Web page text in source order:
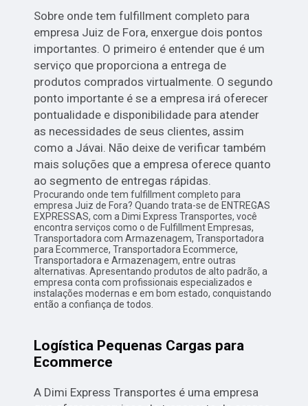
Sobre onde tem fulfillment completo para
empresa Juiz de Fora, enxergue dois pontos
importantes. O primeiro é entender que é um
serviço que proporciona a entrega de
produtos comprados virtualmente. O segundo
ponto importante é se a empresa irá oferecer
pontualidade e disponibilidade para atender
as necessidades de seus clientes, assim
como a Jávai. Não deixe de verificar também
mais soluções que a empresa oferece quanto
ao segmento de entregas rápidas.
Procurando onde tem fulfillment completo para
empresa Juiz de Fora? Quando trata-se de ENTREGAS
EXPRESSAS, com a Dimi Express Transportes, você
encontra serviços como o de Fulfillment Empresas,
Transportadora com Armazenagem, Transportadora
para Ecommerce, Transportadora Ecommerce,
Transportadora e Armazenagem, entre outras
alternativas. Apresentando produtos de alto padrão, a
empresa conta com profissionais especializados e
instalações modernas e em bom estado, conquistando
então a confiança de todos.
Logística Pequenas Cargas para
Ecommerce
A Dimi Express Transportes é uma empresa